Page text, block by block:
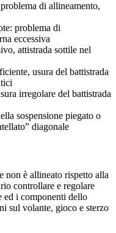
di allineamento,
problema di
eccessiva
attistrada sottile nel
usura del battistrada
irregolare del battistrada
sospensione piegato o
diagonale
non è allineato rispetto alla
controllare e regolare
ed i componenti dello
sul volante, gioco e sterzo